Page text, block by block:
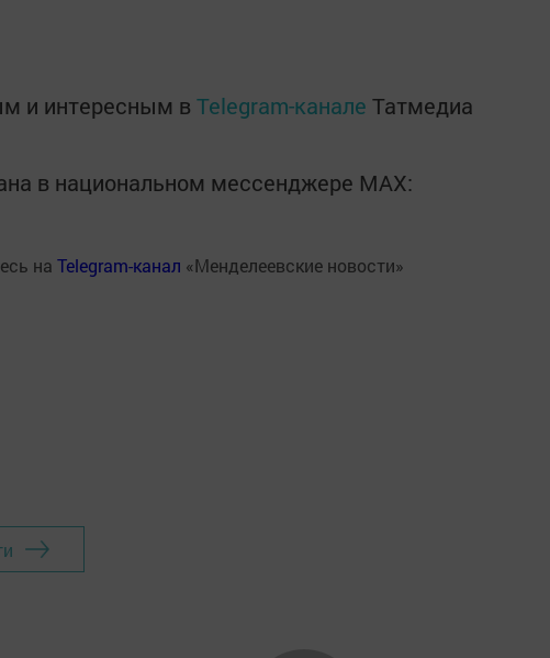
и интересным в Telegram-канале Татмедиа
в национальном мессенджере MАХ:
на Telegram-канал «Менделеевские новости»